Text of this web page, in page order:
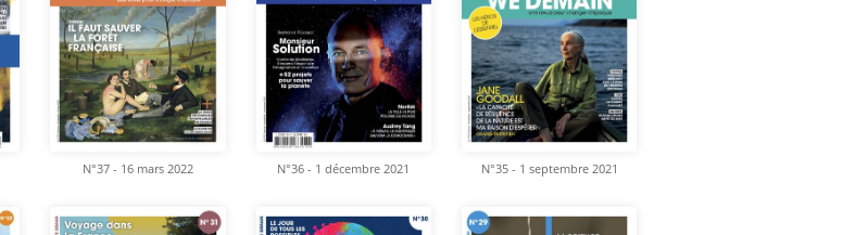
N°37 - 16 mars 2022 N°36 - 1 décembre 2021 N°35 - 1 septembre 2021